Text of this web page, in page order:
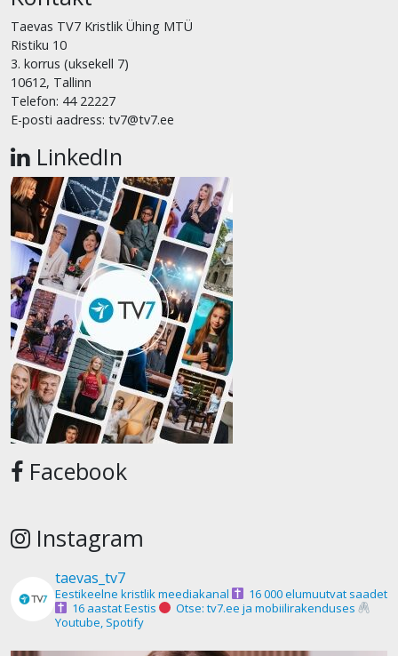
Taevas TV7 Kristlik Ühing MTÜ
Ristiku 10
3. korrus (uksekell 7)
10612, Tallinn
Telefon: 44 22227
E-posti aadress: tv7@tv7.ee
LinkedIn
Facebook
Instagram
taevas_tv7
Eestikeelne kristlik meediakanal
16 000 elumuutvat saadet
16 aastat Eestis
Otse: tv7.ee ja mobiilirakenduses
Youtube, Spotify